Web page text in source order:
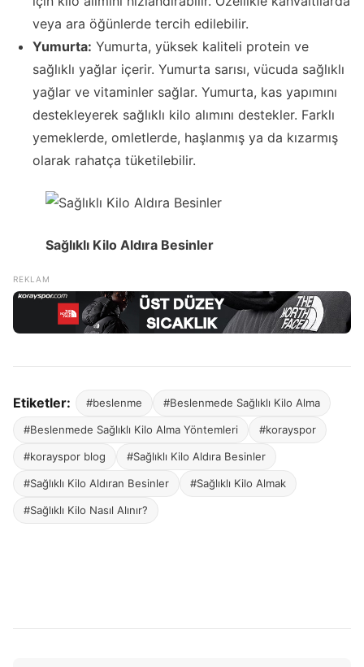
veya ara öğünlerde tercih edilebilir.
Yumurta: Yumurta, yüksek kaliteli protein ve
sağlıklı yağlar içerir. Yumurta sarısı, vücuda sağlıklı
yağlar ve vitaminler sağlar. Yumurta, kas yapımını
destekleyerek sağlıklı kilo alımını destekler. Farklı
yemeklerde, omletlerde, haşlanmış ya da kızarmış
olarak rahatça tüketilebilir.
Sağlıklı Kilo Aldıra Besinler
Etiketler: #beslenme #Beslenmede Sağlıklı Kilo Alma
#Beslenmede Sağlıklı Kilo Alma Yöntemleri #korayspor
#korayspor blog #Sağlıklı Kilo Aldıra Besinler
#Sağlıklı Kilo Aldıran Besinler #Sağlıklı Kilo Almak
#Sağlıklı Kilo Nasıl Alınır?